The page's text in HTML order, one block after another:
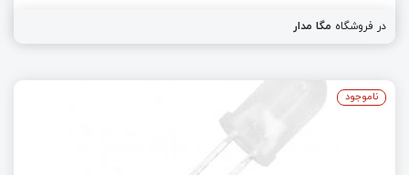
در فروشگاه مگا مدار
ناموجود